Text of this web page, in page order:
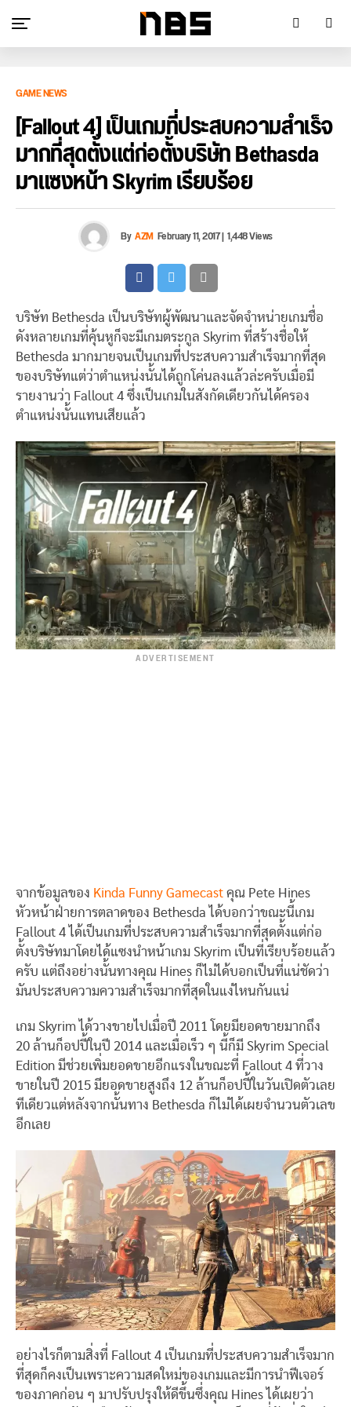
GAME NEWS
[Fallout 4] เป็นเกมที่ประสบความสำเร็จ
มากที่สุดตั้งแต่ก่อตั้งบริษัท Bethasda
มาแซงหน้า Skyrim เรียบร้อย
ByAZM February 11, 2017|1,448 Views
บริษัท Bethesda เป็นบริษัทผู้พัฒนาและจัดจำหน่ายเกมชื่อ
ดังหลายเกมที่คุ้นหูก็จะมีเกมตระกูล Skyrim ที่สร้างชื่อให้
Bethesda มากมายจนเป็นเกมที่ประสบความสำเร็จมากที่สุด
ของบริษัทแต่ว่าตำแหน่งนั้นได้ถูกโค่นลงแล้วล่ะครับเมื่อมี
รายงานว่า Fallout 4 ซึ่งเป็นเกมในสังกัดเดียวกันได้ครอง
ตำแหน่งนั้นแทนเสียแล้ว
ADVERTISEMENT
จากข้อมูลของ Kinda Funny Gamecast คุณ Pete Hines
หัวหน้าฝ่ายการตลาดของ Bethesda ได้บอกว่าขณะนี้เกม
Fallout 4 ได้เป็นเกมที่ประสบความสำเร็จมากที่สุดตั้งแต่ก่อ
ตั้งบริษัทมาโดยได้แซงนำหน้าเกม Skyrim เป็นที่เรียบร้อยแล้ว
ครับ แต่ถึงอย่างนั้นทางคุณ Hines ก็ไม่ได้บอกเป็นที่แน่ชัดว่า
มันประสบความความสำเร็จมากที่สุดในแง่ไหนกันแน่
เกม Skyrim ได้วางขายไปเมื่อปี 2011 โดยมียอดขายมากถึง
20 ล้านก็อปปี้ในปี 2014 และเมื่อเร็ว ๆ นี้ก็มี Skyrim Special
Edition มีช่วยเพิ่มยอดขายอีกแรงในขณะที่ Fallout 4 ที่วาง
ขายในปี 2015 มียอดขายสูงถึง 12 ล้านก็อปปี้ในวันเปิดตัวเลย
ทีเดียวแต่หลังจากนั้นทาง Bethesda ก็ไม่ได้เผยจำนวนตัวเลข
อีกเลย
อย่างไรก็ตามสิ่งที่ Fallout 4 เป็นเกมที่ประสบความสำเร็จมาก
ที่สุดก็คงเป็นเพราะความสดใหม่ของเกมและมีการนำฟีเจอร์
ของภาคก่อน ๆ มาปรับปรุงให้ดีขึ้นซึ่งคุณ Hines ได้เผยว่า